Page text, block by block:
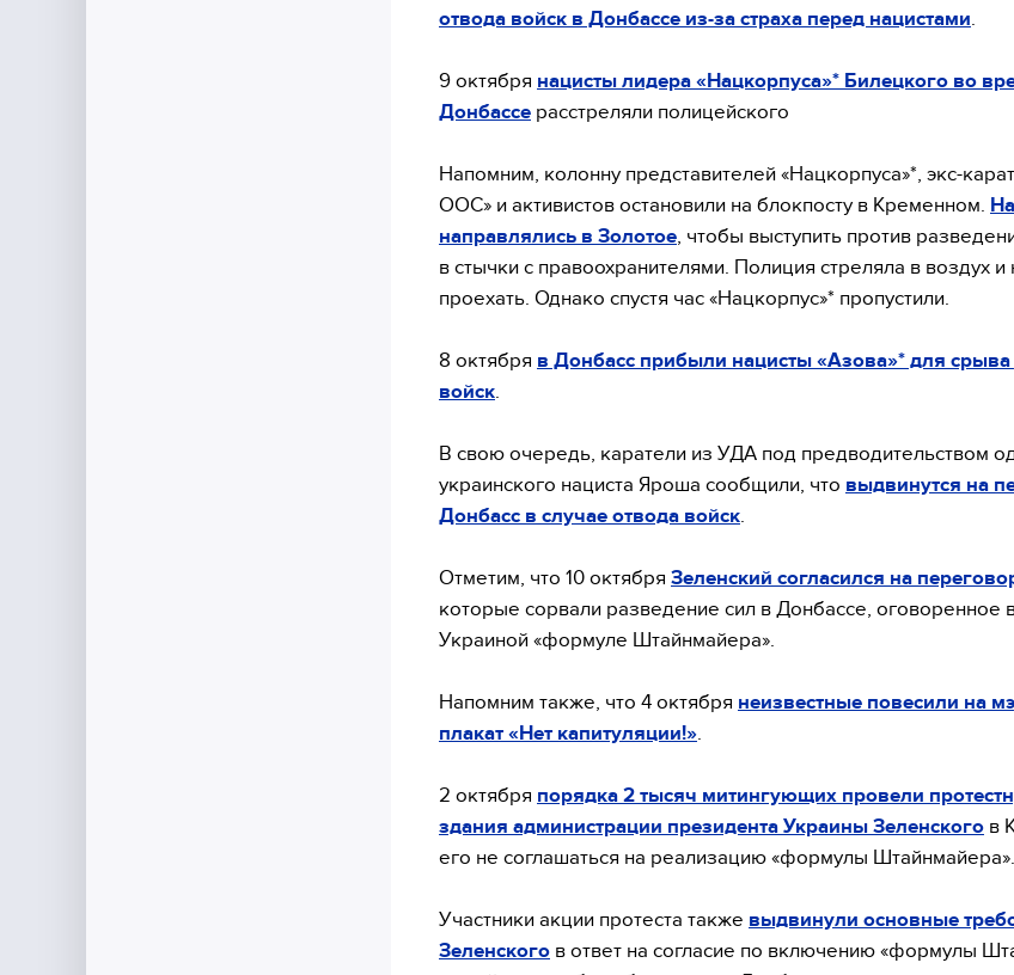
отвода войск в Донбассе из-за страха перед нацистами
9 октября нацисты лидера «Нацкорпуса»* Билецкого во
Донбассе расстреляли полицейского
Напомним, колонну представителей «Нацкорпуса»*, экс-
ООС» и активистов остановили на блокпосту в Кременном.
направлялись в Золотое , чтобы выступить против
в стычки с правоохранителями. Полиция стреляла в воздух и
проехать. Однако спустя час «Нацкорпус»* пропустили.
8 октября в Донбасс прибыли нацисты «Азова»* для
войск
В свою очередь, каратели из УДА под предводительством
украинского нациста Яроша сообщили, что выдвинутся на
Донбасс в случае отвода войск
Отметим, что 10 октября Зеленский согласился на
которые сорвали разведение сил в Донбассе, оговоренное
Украиной «формуле Штайнмайера».
Напомним также, что 4 октября неизвестные повесили на
плакат «Нет капитуляции!»
2 октября порядка 2 тысяч митингующих провели
здания администрации президента Украины Зеленского в
его не соглашаться на реализацию «формулы Штайнмайера».
Участники акции протеста также выдвинули основные
Зеленского в ответ на согласие по включению «формулы